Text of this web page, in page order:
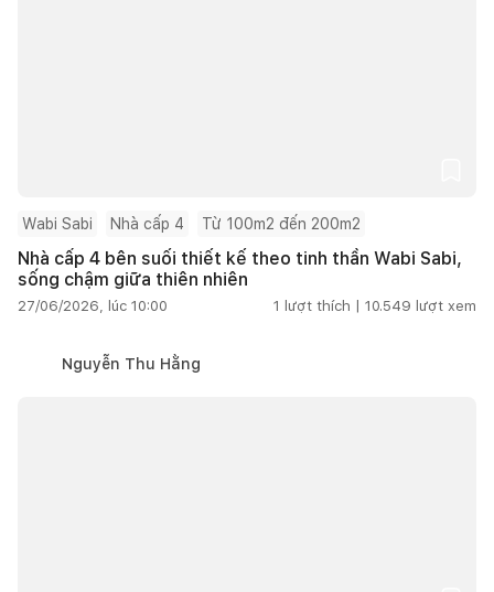
Wabi Sabi Nhà cấp 4 Từ 100m2 đến 200m2
Nhà cấp 4 bên suối thiết kế theo tinh thần Wabi Sabi,
sống chậm giữa thiên nhiên
27/06/2026, lúc 10:00 1 lượt thích | 10.549 lượt xem
Nguyễn Thu Hằng